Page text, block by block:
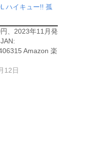
ハイキュー!! 孤
、2023年11月発
Amazon 楽
12日